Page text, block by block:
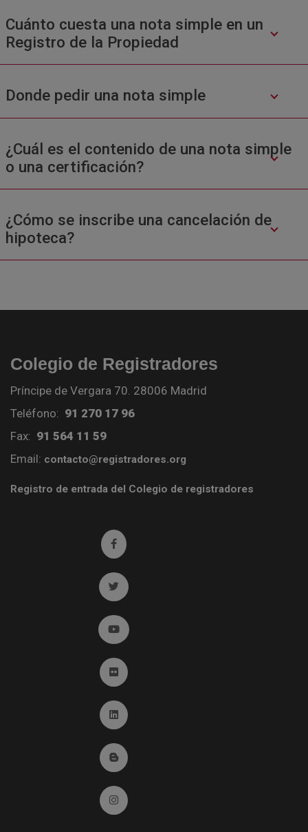
Cuánto cuesta una nota simple en un
Registro de la Propiedad
Donde pedir una nota simple
¿Cuál es el contenido de una nota simple
o una certificación?
¿Cómo se inscribe una cancelación de
hipoteca?
Colegio de Registradores
Príncipe de Vergara 70. 28006 Madrid
Teléfono: 91 270 17 96
Fax: 91 564 11 59
Email: contacto@registradores.org
Registro de entrada del Colegio de registradores
Ir a facebook (abre en ventana nueva)
Ir a twitter (abre en ventana nueva)
Ir a YouTube (abre en ventana nueva)
Ir a Flickr (abre en ventana nueva)
Ir a Linkedin (abre en ventana nueva)
Ir al Blog (abre en ventana nueva)
Ir a Instagram (abre en ventana nueva)